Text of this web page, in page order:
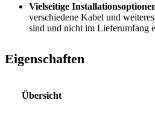
Vielseitige
verschiedene Kabel und
sind und nicht im Lieferumfang
Eigenschaften
Übersicht